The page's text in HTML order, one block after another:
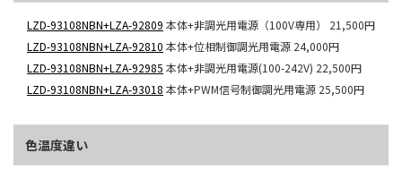
LZD-93108NBN+LZA-92809 本体+非調光用電源（100V専用） 21,500円
LZD-93108NBN+LZA-92810 本体+位相制御調光用電源 24,000円
LZD-93108NBN+LZA-92985 本体+非調光用電源(100-242V) 22,500円
LZD-93108NBN+LZA-93018 本体+PWM信号制御調光用電源 25,500円
色温度違い